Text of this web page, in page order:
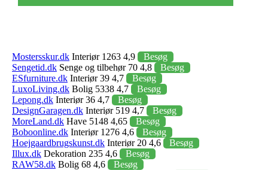
Mostersskur.dk Interiør 1263 4,9
Besøg
Sengetid.dk Senge og tilbehør 70 4,8
Besøg
ESfurniture.dk Interiør 39 4,7
Besøg
LuxoLiving.dk Bolig 5338 4,7
Besøg
Lepong.dk Interiør 36 4,7
Besøg
DesignGaragen.dk Interiør 519 4,7
Besøg
MoreLand.dk Have 5148 4,65
Besøg
Boboonline.dk Interiør 1276 4,6
Besøg
Hoejgaardbrugskunst.dk Interiør 20 4,6
Besøg
Illux.dk Dekoration 235 4,6
Besøg
RAW58.dk Bolig 68 4,6
Besøg